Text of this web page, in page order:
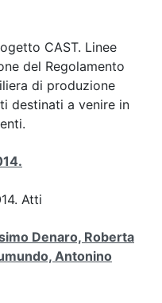
CAST. Linee
del Regolamento
di produzione
destinati a venire in
Atti
Denaro, Roberta
Antonino